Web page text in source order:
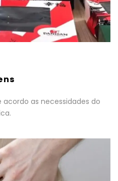
acordo as necessidades do